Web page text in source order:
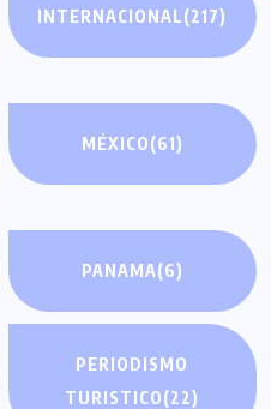
INTERNACIONAL(217)
MÉXICO(61)
PANAMA(6)
PERIODISMO
TURISTICO(22)